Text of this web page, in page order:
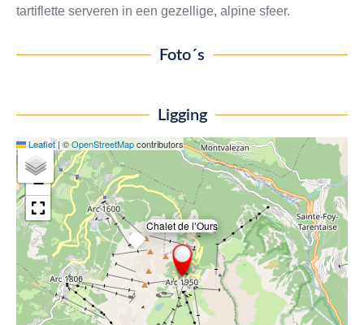
tartiflette serveren in een gezellige, alpine sfeer.
Foto´s
Ligging
Chalet de l’Ours
×
+
−
Leaflet |©OpenStreetMapcontributors